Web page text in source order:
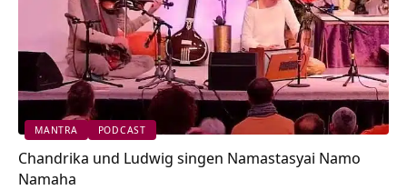
MANTRA PODCAST
Chandrika und Ludwig singen Namastasyai Namo
Namaha